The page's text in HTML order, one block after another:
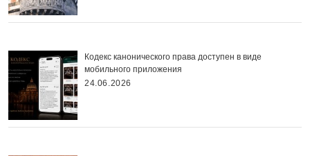
Кодекс канонического права доступен в виде
мобильного приложения
24.06.2026